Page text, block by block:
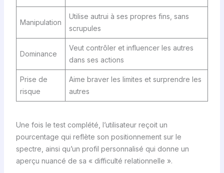
Manipulation
Utilise autrui à ses propres fins, sans
scrupules
Dominance
Veut contrôler et influencer les autres
dans ses actions
Prise de
risque
Aime braver les limites et surprendre les
autres
Une fois le test complété, l’utilisateur reçoit un
pourcentage qui reflète son positionnement sur le
spectre, ainsi qu’un profil personnalisé qui donne un
aperçu nuancé de sa « difficulté relationnelle ».